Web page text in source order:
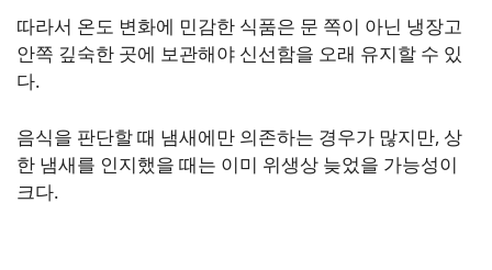
따라서 온도 변화에 민감한 식품은 문 쪽이 아닌 냉장고
안쪽 깊숙한 곳에 보관해야 신선함을 오래 유지할 수 있
다.
음식을 판단할 때 냄새에만 의존하는 경우가 많지만, 상
한 냄새를 인지했을 때는 이미 위생상 늦었을 가능성이
크다.